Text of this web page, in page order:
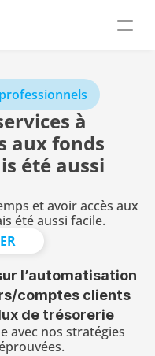
à
aux fonds
été aussi
et avoir accès aux
été aussi facile.
l’automatisation
comptes clients
de trésorerie
avec nos stratégies